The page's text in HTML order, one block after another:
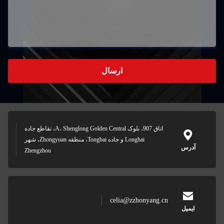
ارسال
آدرس
اتاق 907، بلوک A، Shenglong Golden Central، تقاطع جاده
Longhai و جاده Tongbai، منطقه Zhongyuan، شهر
Zhengzhou
ایمیل
celia@zzhonyang.cn